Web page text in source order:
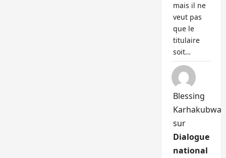
mais il ne
veut pas
que le
titulaire
soit…
Blessing
Karhakubwa
sur
Dialogue
national